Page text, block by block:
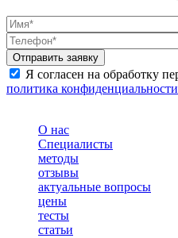
Я согласен на обработку
политика конфиденциальности
О нас
Специалисты
методы
отзывы
актуальные вопросы
цены
тесты
статьи